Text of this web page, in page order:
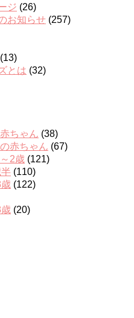
ジ (26)
お知らせ (257)
(13)
とは (32)
ちゃん (38)
赤ちゃん (67)
2歳 (121)
(110)
(122)
(20)